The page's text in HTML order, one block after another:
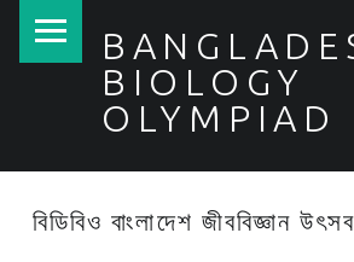
BIOLOGY
OLYMPIAD
বিডিবিও বাংলাদেশ জীববিজ্ঞান